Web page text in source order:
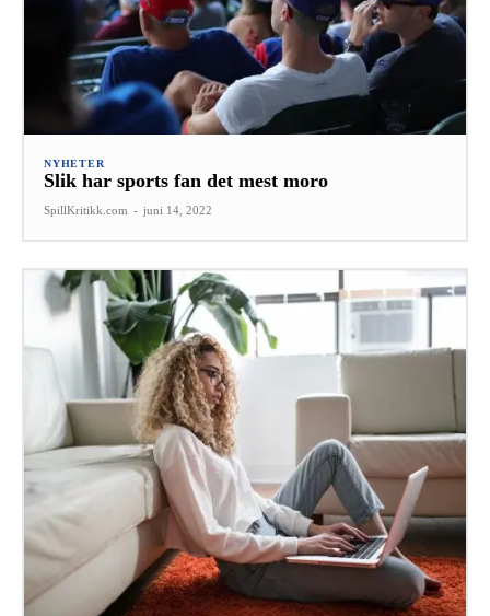
NYHETER
Slik har sports fan det mest moro
SpillKritikk.com - juni 14, 2022